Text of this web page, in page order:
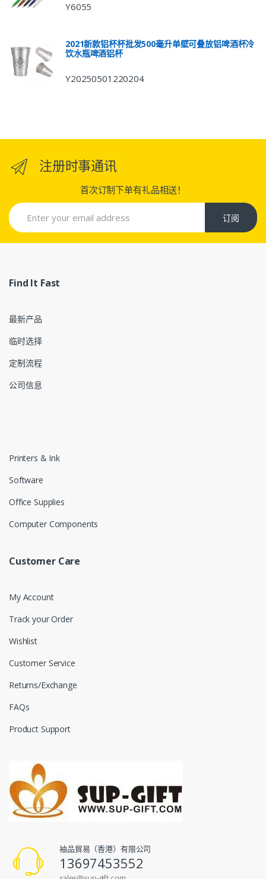
Y6055
2021新款铝杯杯批发500毫升单壁可叠放铝啤酒杯冷
饮水瓶啤酒铝杯
Y20250501220204
注册时事通讯
首次订制下单有礼品相送！
订阅
Find It Fast
最新产品
临时选择
定制流程
公司信息
Printers & Ink
Software
Office Supplies
Computer Components
Customer Care
My Account
Track your Order
Wishlist
Customer Service
Returns/Exchange
FAQs
Product Support
袖品貿易（香港）有限公司
13697453552